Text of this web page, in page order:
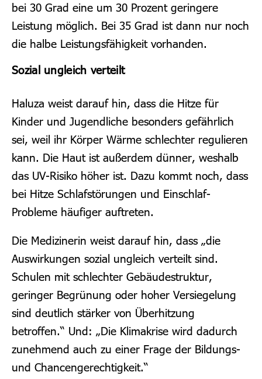
bei 30 Grad eine um 30 Prozent geringere
Leistung möglich. Bei 35 Grad ist dann nur noch
die halbe Leistungsfähigkeit vorhanden.
Sozial ungleich verteilt
Haluza weist darauf hin, dass die Hitze für
Kinder und Jugendliche besonders gefährlich
sei, weil ihr Körper Wärme schlechter regulieren
kann. Die Haut ist außerdem dünner, weshalb
das UV-Risiko höher ist. Dazu kommt noch, dass
bei Hitze Schlafstörungen und Einschlaf-
Probleme häufiger auftreten.
Die Medizinerin weist darauf hin, dass „die
Auswirkungen sozial ungleich verteilt sind.
Schulen mit schlechter Gebäudestruktur,
geringer Begrünung oder hoher Versiegelung
sind deutlich stärker von Überhitzung
betroffen.“ Und: „Die Klimakrise wird dadurch
zunehmend auch zu einer Frage der Bildungs-
und Chancengerechtigkeit.“